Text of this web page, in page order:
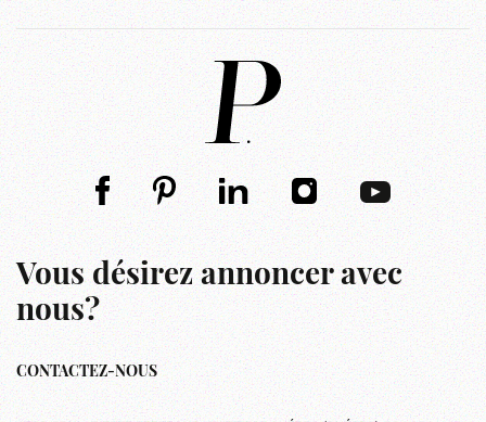
Vous désirez annoncer avec
nous?
CONTACTEZ-NOUS